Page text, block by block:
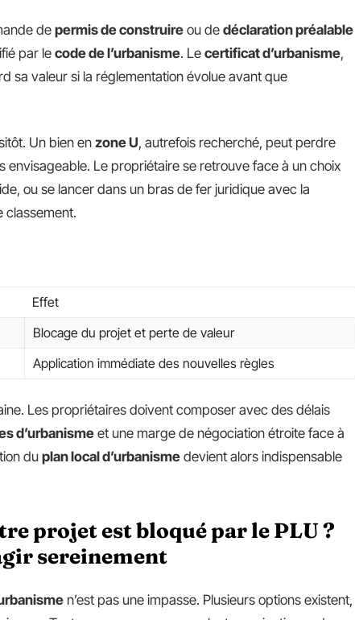
de permis de construire ou de déclaration préalable
par le code de l’urbanisme. Le certificat d’urbanisme,
sa valeur si la réglementation évolue avant que
Un bien en zone U, autrefois recherché, peut perdre
envisageable. Le propriétaire se retrouve face à un choix
ou se lancer dans un bras de fer juridique avec la
classement.
Effet
Blocage du projet et perte de valeur
Application immédiate des nouvelles règles
Les propriétaires doivent composer avec des délais
d’urbanismeet une marge de négociation étroite face à
du plan local d’urbanisme devient alors indispensable
projet est bloqué par le PLU ?
sereinement
n’est pas une impasse. Plusieurs options existent,